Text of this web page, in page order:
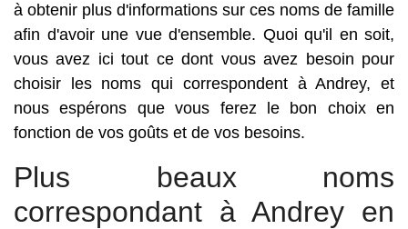
à obtenir plus d'informations sur ces noms de famille
afin d'avoir une vue d'ensemble. Quoi qu'il en soit,
vous avez ici tout ce dont vous avez besoin pour
choisir les noms qui correspondent à Andrey, et
nous espérons que vous ferez le bon choix en
fonction de vos goûts et de vos besoins.
Plus beaux noms
correspondant à Andrey en